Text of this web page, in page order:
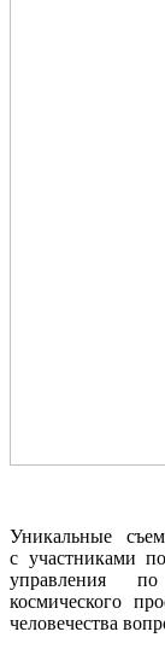
Уникальные
с участниками
управления
космического
человечества